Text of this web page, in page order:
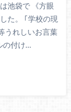
池袋で 《方眼
た。 ｢学校の現
うれしいお言葉
の付け…